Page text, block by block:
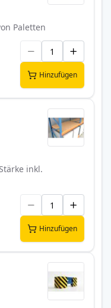
Paletten
Hinzufügen
inkl.
Hinzufügen